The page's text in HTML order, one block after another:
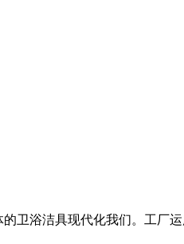
卫浴洁具现代化我们。工厂